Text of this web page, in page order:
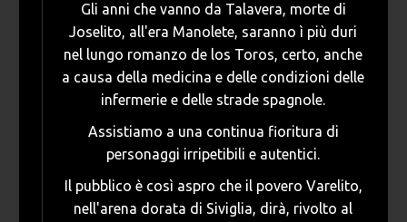
Gli anni che vanno da Talavera, morte di
Joselito, all'era Manolete, saranno ì più duri
nel lungo romanzo de los Toros, certo, anche
a causa della medicina e delle condizioni delle
infermerie e delle strade spagnole.
Assistiamo a una continua fioritura di
personaggi irripetibili e autentici.
Il pubblico è così aspro che il povero Varelito,
nell'arena dorata di Siviglia, dirà, rivolto al